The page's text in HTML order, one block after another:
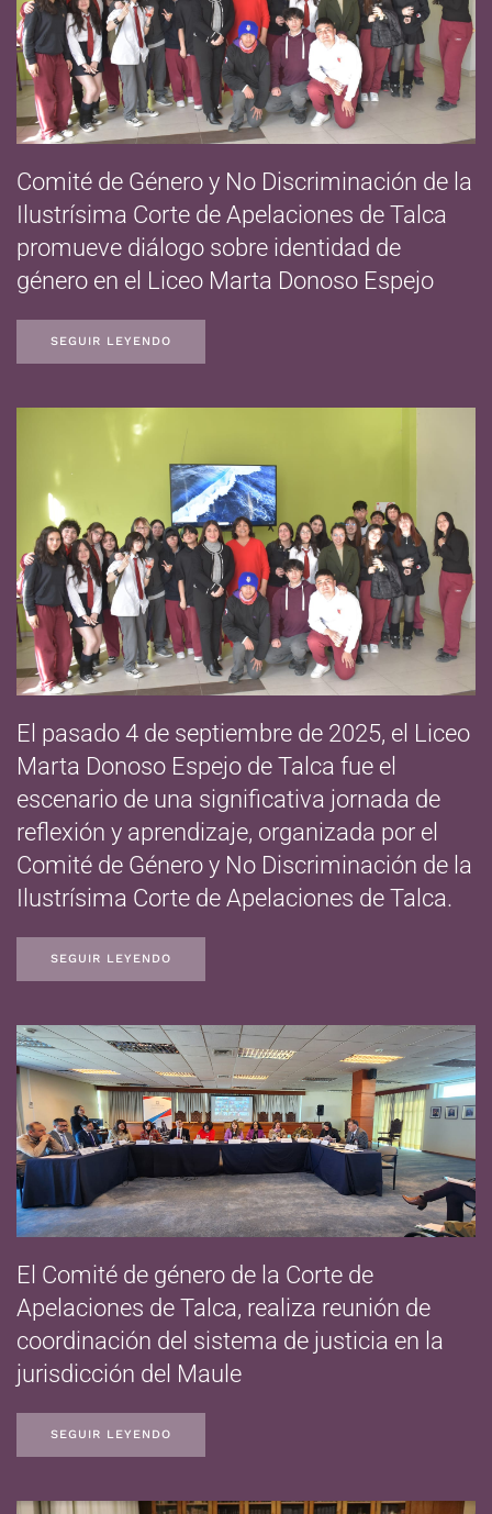
Comité de Género y No Discriminación de la
Ilustrísima Corte de Apelaciones de Talca
promueve diálogo sobre identidad de
género en el Liceo Marta Donoso Espejo
SEGUIR LEYENDO
El pasado 4 de septiembre de 2025, el Liceo
Marta Donoso Espejo de Talca fue el
escenario de una significativa jornada de
reflexión y aprendizaje, organizada por el
Comité de Género y No Discriminación de la
Ilustrísima Corte de Apelaciones de Talca.
SEGUIR LEYENDO
El Comité de género de la Corte de
Apelaciones de Talca, realiza reunión de
coordinación del sistema de justicia en la
jurisdicción del Maule
SEGUIR LEYENDO